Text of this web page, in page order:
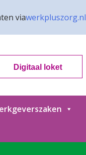
viawerkpluszorg.nl
Digitaal loket